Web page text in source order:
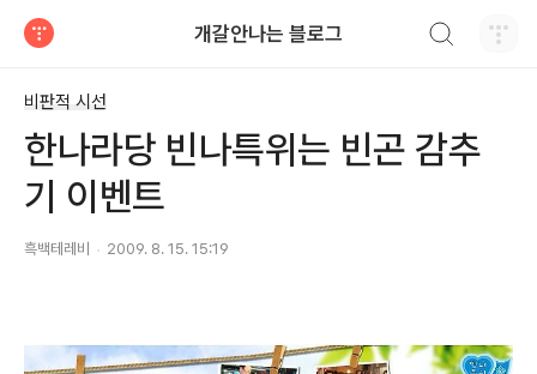
개갈안나는 블로그
비판적 시선
한나라당 빈나특위는 빈곤 감추
기 이벤트
흑백테레비 2009. 8. 15. 15:19